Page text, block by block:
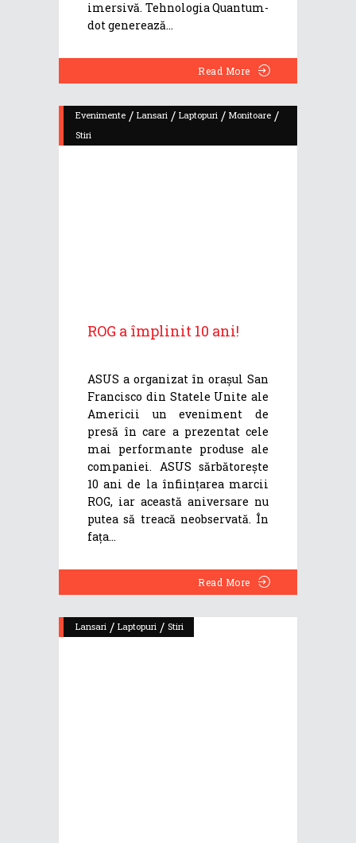
imersivă. Tehnologia Quantum-
dot generează
Read More
Evenimente / Lansari / Laptopuri / Monitoare /
Stiri
ROG a împlinit 10 ani!
ASUS a organizat în orașul San
Francisco din Statele Unite ale
Americii un eveniment de
presă în care a prezentat cele
mai performante produse ale
companiei. ASUS sărbătorește
10 ani de la înființarea marcii
ROG, iar această aniversare nu
putea să treacă neobservată. În
fața
Read More
Lansari / Laptopuri / Stiri